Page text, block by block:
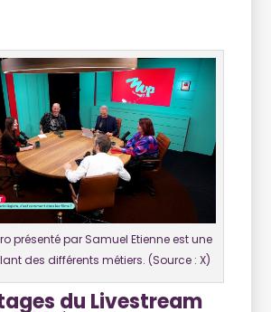
présenté par Samuel Etienne est une
des différents métiers. (Source : X)
du Livestream